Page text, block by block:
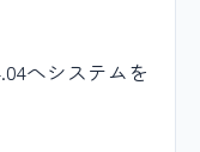
へシステムを